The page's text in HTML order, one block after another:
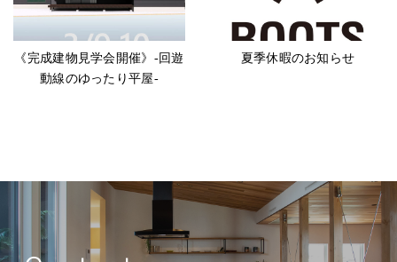
《完成建物見学会開催》-回遊
動線のゆったり平屋-
夏季休暇のお知らせ